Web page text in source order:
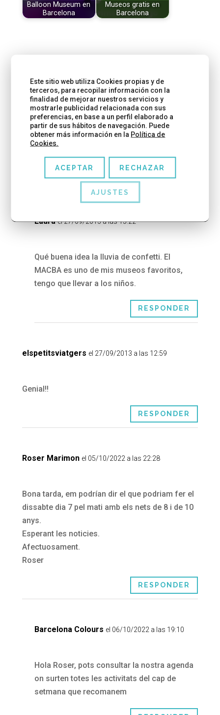
Balloon Museum en
Barcelona
Museos gratis en
Barcelona
Ana Cabrero el 27/09/2013 a las 11:50
Me ha encantado el reportaje !!! además de
comentar el bagaje artístico que están cogiendo
RESPONDER
Laura el 27/09/2013 a las 15:22
Qué buena idea la lluvia de confetti. El
MACBA es uno de mis museos favoritos,
tengo que llevar a los niños.
RESPONDER
elspetitsviatgers el 27/09/2013 a las 12:59
Genial!!
RESPONDER
Roser Marimon el 05/10/2022 a las 22:28
Bona tarda, em podrían dir el que podriam fer el
dissabte dia 7 pel mati amb els nets de 8 i de 10
anys.
Esperant les noticies.
Afectuosament.
Roser
RESPONDER
Barcelona Colours el 06/10/2022 a las 19:10
Hola Roser, pots consultar la nostra agenda
on surten totes les activitats del cap de
setmana que recomanem
Este sitio web utiliza Cookies propias y de
terceros, para recopilar información con la
finalidad de mejorar nuestros servicios y
mostrarle publicidad relacionada con sus
preferencias, en base a un perfil elaborado a
partir de sus hábitos de navegación. Puede
obtener más información en la Política de
Cookies.
ACEPTAR RECHAZAR
AJUSTES